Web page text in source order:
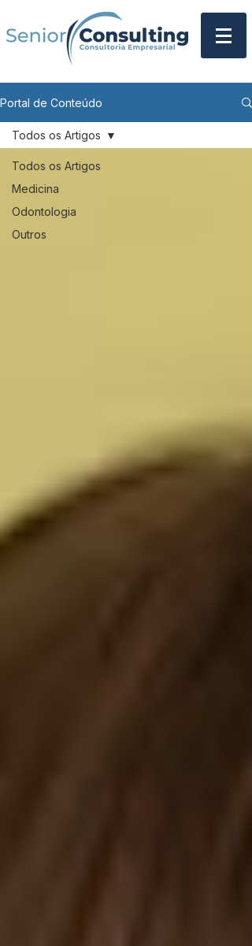
Portal de Conteúdo
Todos os Artigos
Medicina
Odontologia
Outros
Todos os Artigos